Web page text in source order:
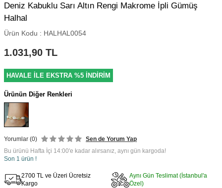
Deniz Kabuklu Sarı Altın Rengi Makrome İpli Gümüş
Halhal
Ürün Kodu : HALHAL0054
1.031,90 TL
HAVALE İLE EKSTRA %5 İNDİRİM
Ürünün Diğer Renkleri
Yorumlar (0)
Sen de Yorum Yap
Bu ürünü Hafta İçi 14:00'e kadar alırsanız, aynı gün kargoda!
Son 1 ürün !
2700 TL ve Üzeri Ücretsiz
Kargo
Aynı Gün Teslimat (İstanbul'a
Özel)